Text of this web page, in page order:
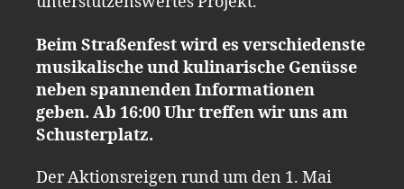
Beim Straßenfest wird es verschiedenste
musikalische und kulinarische Genüsse
neben spannenden Informationen
geben. Ab 16:00 Uhr treffen wir uns am
Schusterplatz.
Der Aktionsreigen rund um den 1. Mai